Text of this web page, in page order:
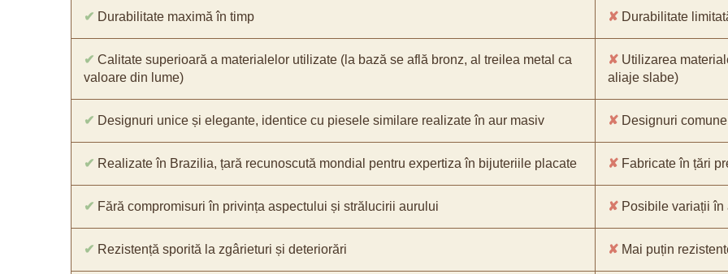
✔ Durabilitate maximă în timp ✘ Durabilitate
✔ Calitate superioară a materialelor utilizate (la bază se află bronz, al treilea metal ca
valoare din lume)
✘ Utilizarea
aliaje slabe)
✔ Designuri unice și elegante, identice cu piesele similare realizate în aur masiv ✘ Designuri
✔ Realizate în Brazilia, țară recunoscută mondial pentru expertiza în bijuteriile placate ✘ Fabricate în țări
✔ Fără compromisuri în privința aspectului și strălucirii aurului ✘ Posibile variații în
✔ Rezistență sporită la zgârieturi și deteriorări ✘ Mai puțin